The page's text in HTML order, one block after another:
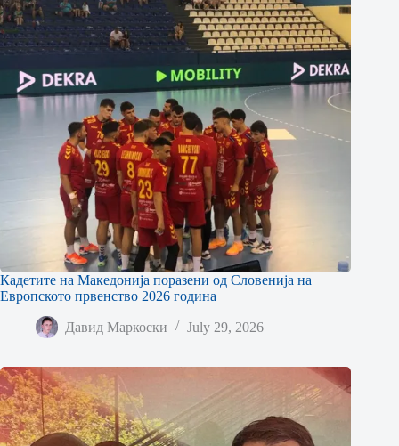
Кадетите на Македонија поразени од Словенија на
Европското првенство 2026 година
Давид Маркоски July 29, 2026